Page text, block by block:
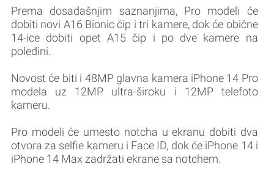
Prema dosadašnjim saznanjima, Pro modeli će
dobiti novi A16 Bionic čip i tri kamere, dok će obične
14-ice dobiti opet A15 čip i po dve kamere na
poleđini.
Novost će biti i 48MP glavna kamera iPhone 14 Pro
modela uz 12MP ultra-široku i 12MP telefoto
kameru.
Pro modeli će umesto notcha u ekranu dobiti dva
otvora za selfie kameru i Face ID, dok će iPhone 14 i
iPhone 14 Max zadržati ekrane sa notchem.